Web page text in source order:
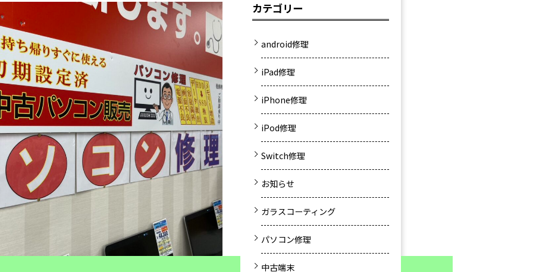
カテゴリー
android修理
iPad修理
iPhone修理
iPod修理
Switch修理
お知らせ
ガラスコーティング
パソコン修理
中古端末